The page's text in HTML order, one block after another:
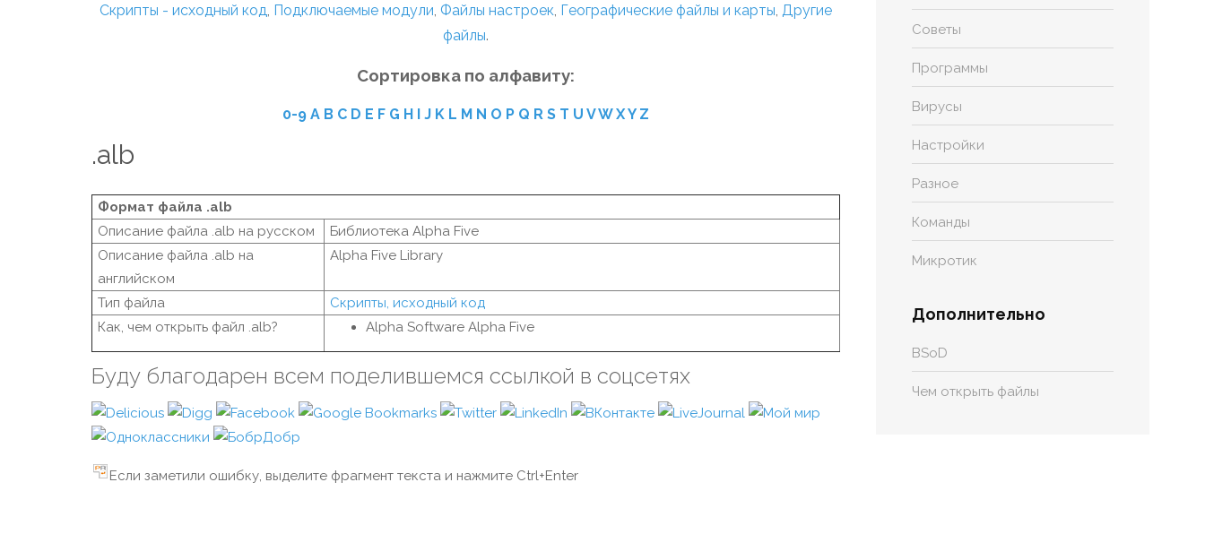
Скрипты - исходный код, Подключаемые модули, Файлы настроек, Географические файлы и карты, Другие
файлы.
Сортировка по алфавиту:
0-9 A B C D E F G H I J K L M N O P Q R S T U VW XY Z
.alb
Формат файла .alb
Описание файла .alb на русском
Библиотека Alpha Five
Описание файла .alb на
английском
Alpha Five Library
Тип файла
Скрипты, исходный код
Как, чем открыть файл .alb?
Alpha Software Alpha Five
Буду благодарен всем поделившемся ссылкой в соцсетях
Если заметили ошибку, выделите фрагмент текста и нажмите Ctrl+Enter
Советы
Программы
Вирусы
Настройки
Разное
Команды
Микротик
Дополнительно
BSoD
Чем открыть файлы